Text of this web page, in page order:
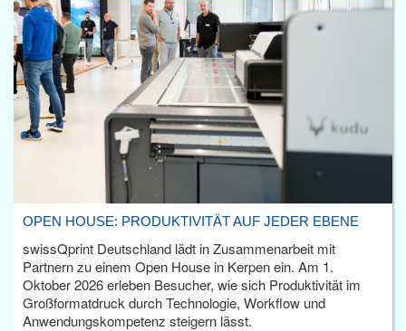
OPEN HOUSE: PRODUKTIVITÄT AUF JEDER EBENE
swissQprint Deutschland lädt in Zusammenarbeit mit
Partnern zu einem Open House in Kerpen ein. Am 1.
Oktober 2026 erleben Besucher, wie sich Produktivität im
Großformatdruck durch Technologie, Workflow und
Anwendungskompetenz steigern lässt.